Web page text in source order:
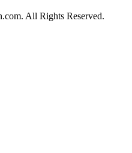
All Rights Reserved.